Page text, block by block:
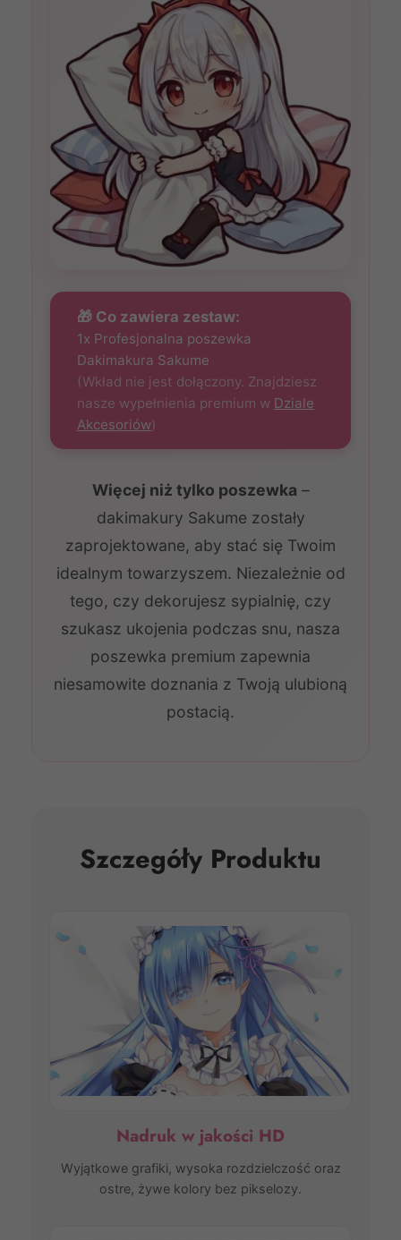
🎁 Co zawiera zestaw:
1x Profesjonalna poszewka
Dakimakura Sakume
(Wkład nie jest dołączony. Znajdziesz
nasze wypełnienia premium w Dziale
Akcesoriów)
Więcej niż tylko poszewka –
dakimakury Sakume zostały
zaprojektowane, aby stać się Twoim
idealnym towarzyszem. Niezależnie od
tego, czy dekorujesz sypialnię, czy
szukasz ukojenia podczas snu, nasza
poszewka premium zapewnia
niesamowite doznania z Twoją ulubioną
postacią.
Szczegóły Produktu
Nadruk w jakości HD
Wyjątkowe grafiki, wysoka rozdzielczość oraz
ostre, żywe kolory bez pikselozy.